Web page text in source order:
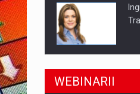
Romania, preiau compania intr-o
WEBINARII